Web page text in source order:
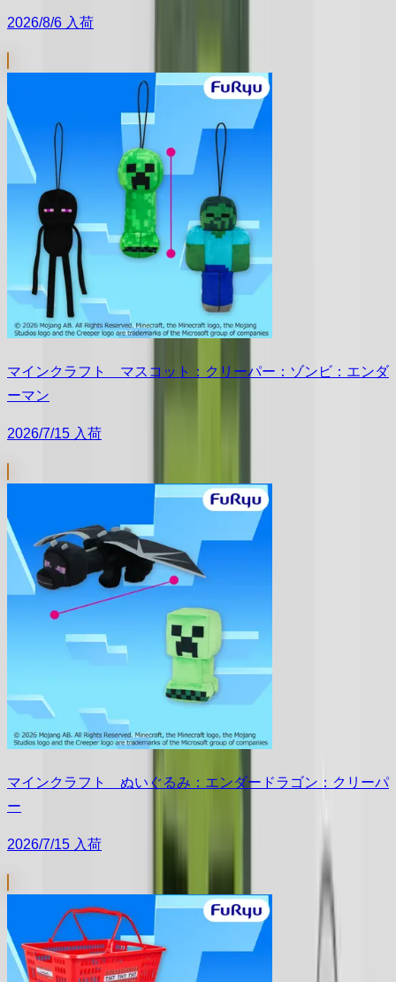
2026/8/6 入荷
マインクラフト マスコット：クリーパー：ゾンビ：エンダ
ーマン
2026/7/15 入荷
マインクラフト ぬいぐるみ：エンダードラゴン：クリーパ
ー
2026/7/15 入荷